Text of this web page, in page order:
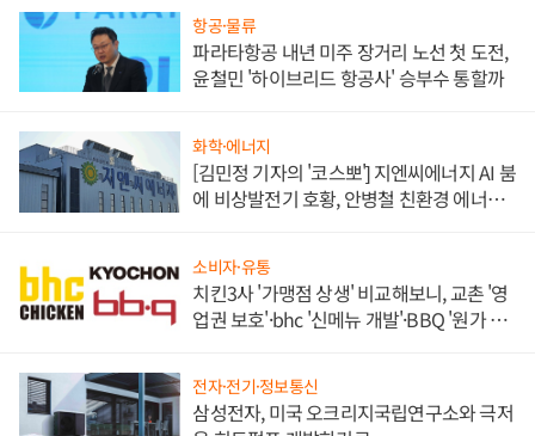
항공·물류
파라타항공 내년 미주 장거리 노선 첫 도전,
윤철민 '하이브리드 항공사' 승부수 통할까
화학·에너지
[김민정 기자의 '코스뽀'] 지엔씨에너지 AI 붐
에 비상발전기 호황, 안병철 친환경 에너지
소비자·유통
치킨3사 '가맹점 상생' 비교해보니, 교촌 '영
업권 보호'·bhc '신메뉴 개발'·BBQ '원가 부
전자·전기·정보통신
삼성전자, 미국 오크리지국립연구소와 극저